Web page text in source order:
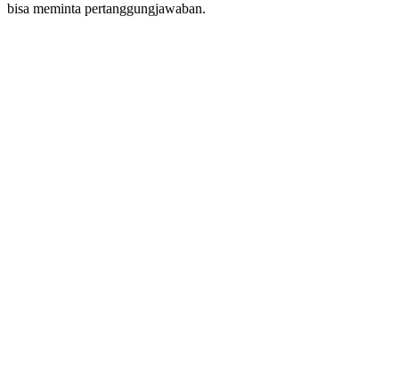
bisa meminta pertanggungjawaban.